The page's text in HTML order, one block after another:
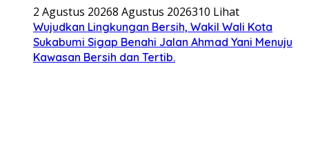
2 Agustus 20268 Agustus 2026310 Lihat
Wujudkan Lingkungan Bersih, Wakil Wali Kota
Sukabumi Sigap Benahi Jalan Ahmad Yani Menuju
Kawasan Bersih dan Tertib.